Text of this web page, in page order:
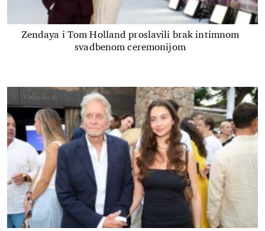
Zendaya i Tom Holland proslavili brak intimnom
svadbenom ceremonijom